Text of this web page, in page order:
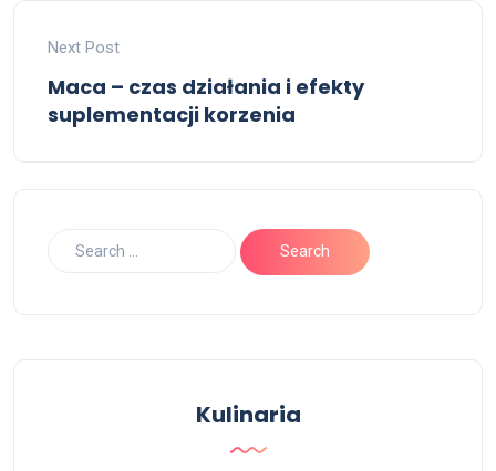
Next Post
Maca – czas działania i efekty
suplementacji korzenia
Kulinaria